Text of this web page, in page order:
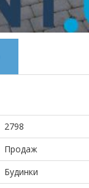
2798
Продаж
Будинки